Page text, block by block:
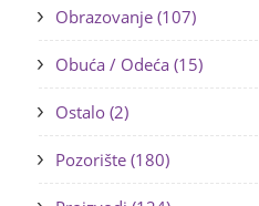
Obrazovanje (107)
Obuća / Odeća (15)
Ostalo (2)
Pozorište (180)